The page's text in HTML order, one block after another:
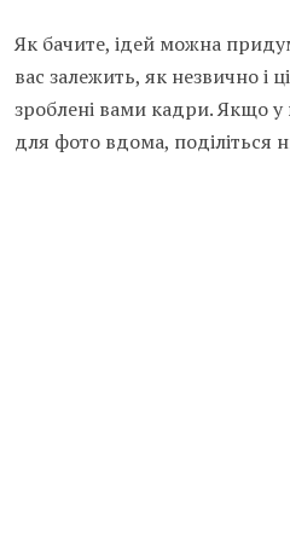
Як бачите, ідей можна
вас залежить, як незвично і
зроблені вами кадри. Якщо у
для фото вдома, поділіться